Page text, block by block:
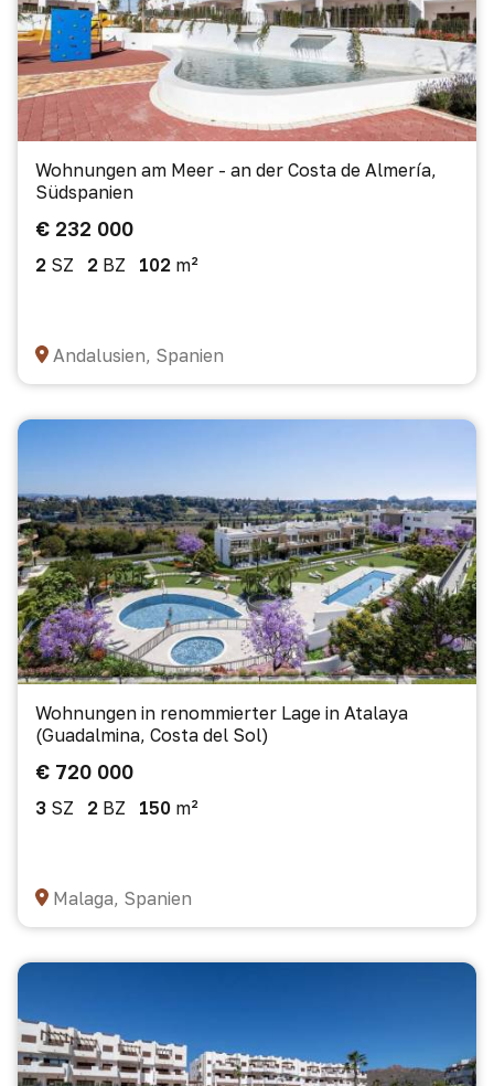
Wohnungen am Meer - an der Costa de Almería,
Südspanien
€ 232 000
2 SZ 2 BZ 102 m²
Andalusien, Spanien
Wohnungen in renommierter Lage in Atalaya
(Guadalmina, Costa del Sol)
€ 720 000
3 SZ 2 BZ 150 m²
Malaga, Spanien